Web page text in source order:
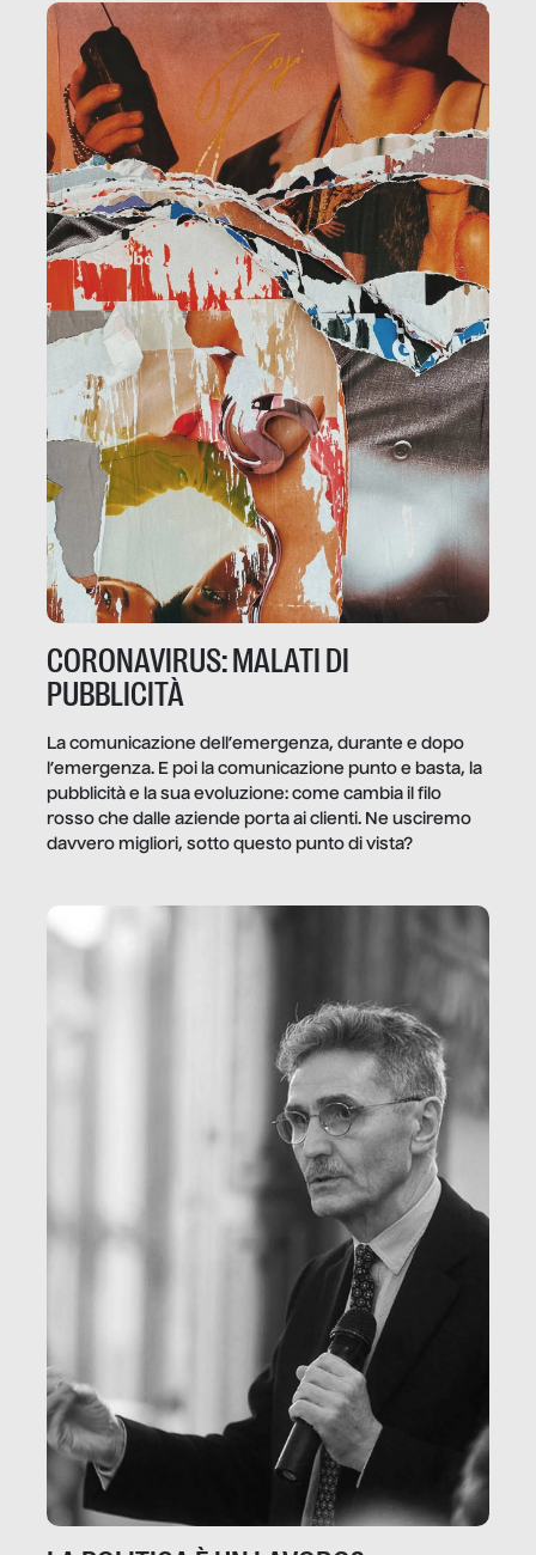
CORONAVIRUS: MALATI DI
PUBBLICITÀ
La comunicazione dell’emergenza, durante e dopo
l’emergenza. E poi la comunicazione punto e basta, la
pubblicità e la sua evoluzione: come cambia il filo
rosso che dalle aziende porta ai clienti. Ne usciremo
davvero migliori, sotto questo punto di vista?